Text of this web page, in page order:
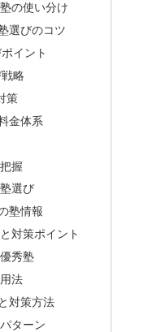
の使い分け
選びのコツ
イント
略
策
金体系
握
選び
塾情報
対策ポイント
秀塾
法
対策方法
ターン